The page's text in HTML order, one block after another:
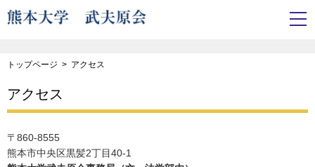
トップページ アクセス
アクセス
〒860-8555
熊本市中央区黒髪2丁目40-1